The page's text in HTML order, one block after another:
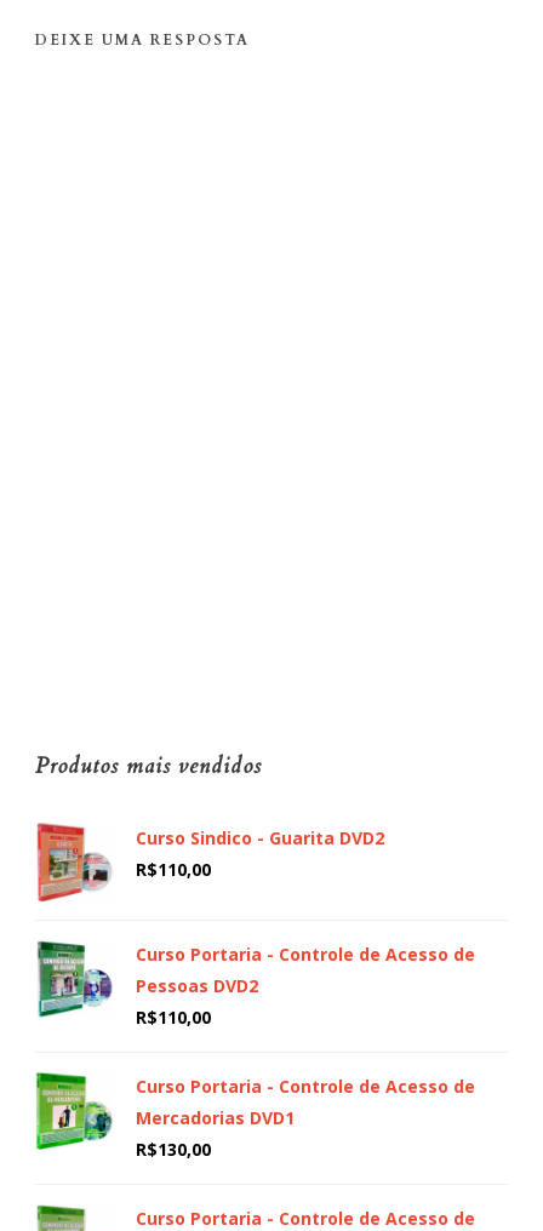
DEIXE UMA RESPOSTA
Produtos mais vendidos
Curso Sindico - Guarita DVD2
R$110,00
Curso Portaria - Controle de Acesso de
Pessoas DVD2
R$110,00
Curso Portaria - Controle de Acesso de
Mercadorias DVD1
R$130,00
Curso Portaria - Controle de Acesso de